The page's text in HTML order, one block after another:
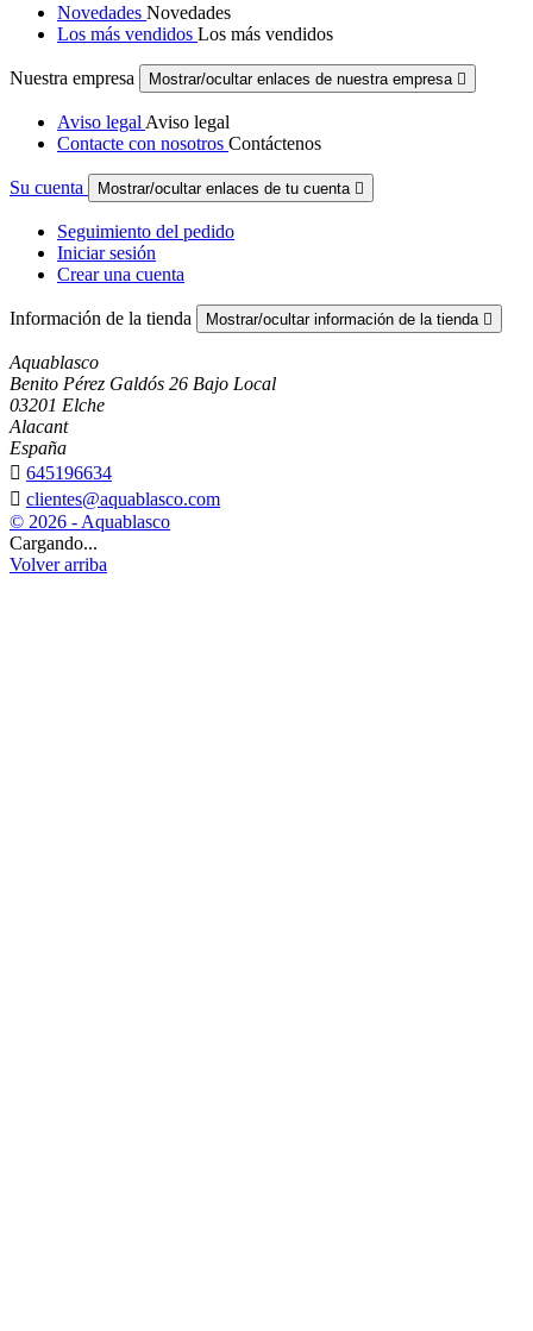
Novedades Novedades
Los más vendidos Los más vendidos
Nuestra empresa Mostrar/ocultar enlaces de nuestra empresa 
Aviso legal Aviso legal
Contacte con nosotros Contáctenos
Su cuenta Mostrar/ocultar enlaces de tu cuenta 
Seguimiento del pedido
Iniciar sesión
Crear una cuenta
Información de la tienda Mostrar/ocultar información de la tienda 
Aquablasco
Benito Pérez Galdós 26 Bajo Local
03201 Elche
Alacant
España
 645196634
 clientes@aquablasco.com
© 2026 - Aquablasco
Cargando...
Volver arriba